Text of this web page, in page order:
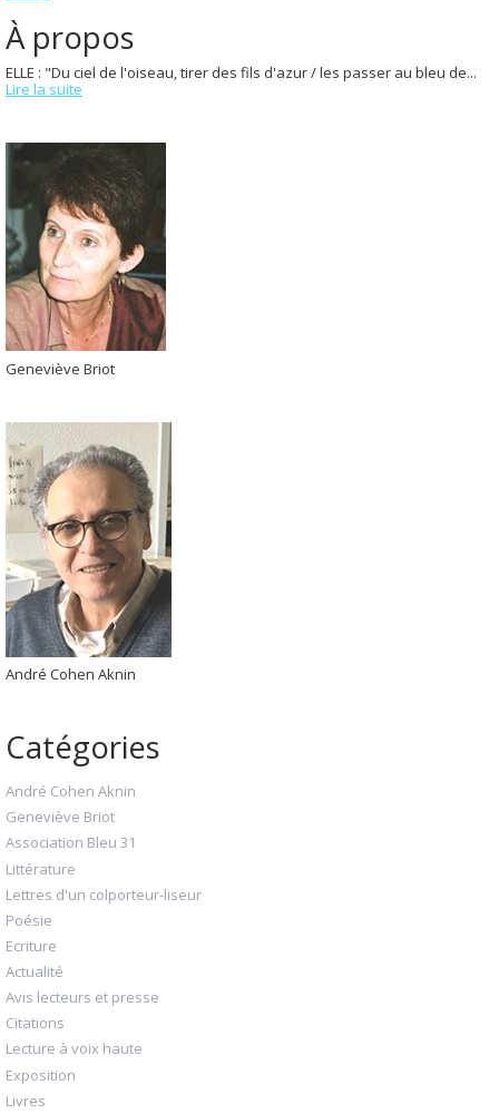
À propos
ELLE : "Du ciel de l'oiseau, tirer des fils d'azur / les passer au bleu de...
Lire la suite
Geneviève Briot
André Cohen Aknin
Catégories
André Cohen Aknin
Geneviève Briot
Association Bleu 31
Littérature
Lettres d'un colporteur-liseur
Poésie
Ecriture
Actualité
Avis lecteurs et presse
Citations
Lecture à voix haute
Exposition
Livres